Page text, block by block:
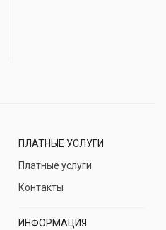
ПЛАТНЫЕ УСЛУГИ
Платные услуги
Контакты
ИНФОРМАЦИЯ